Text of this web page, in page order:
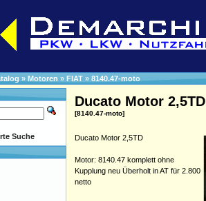
» Motoren » FIAT » 8140.47-moto
Ducato Motor 2,5TD
[8140.47-moto]
Ducato Motor 2,5TD
Motor: 8140.47 komplett ohne
Kupplung neu Überholt in AT für 2.800
netto
Suche